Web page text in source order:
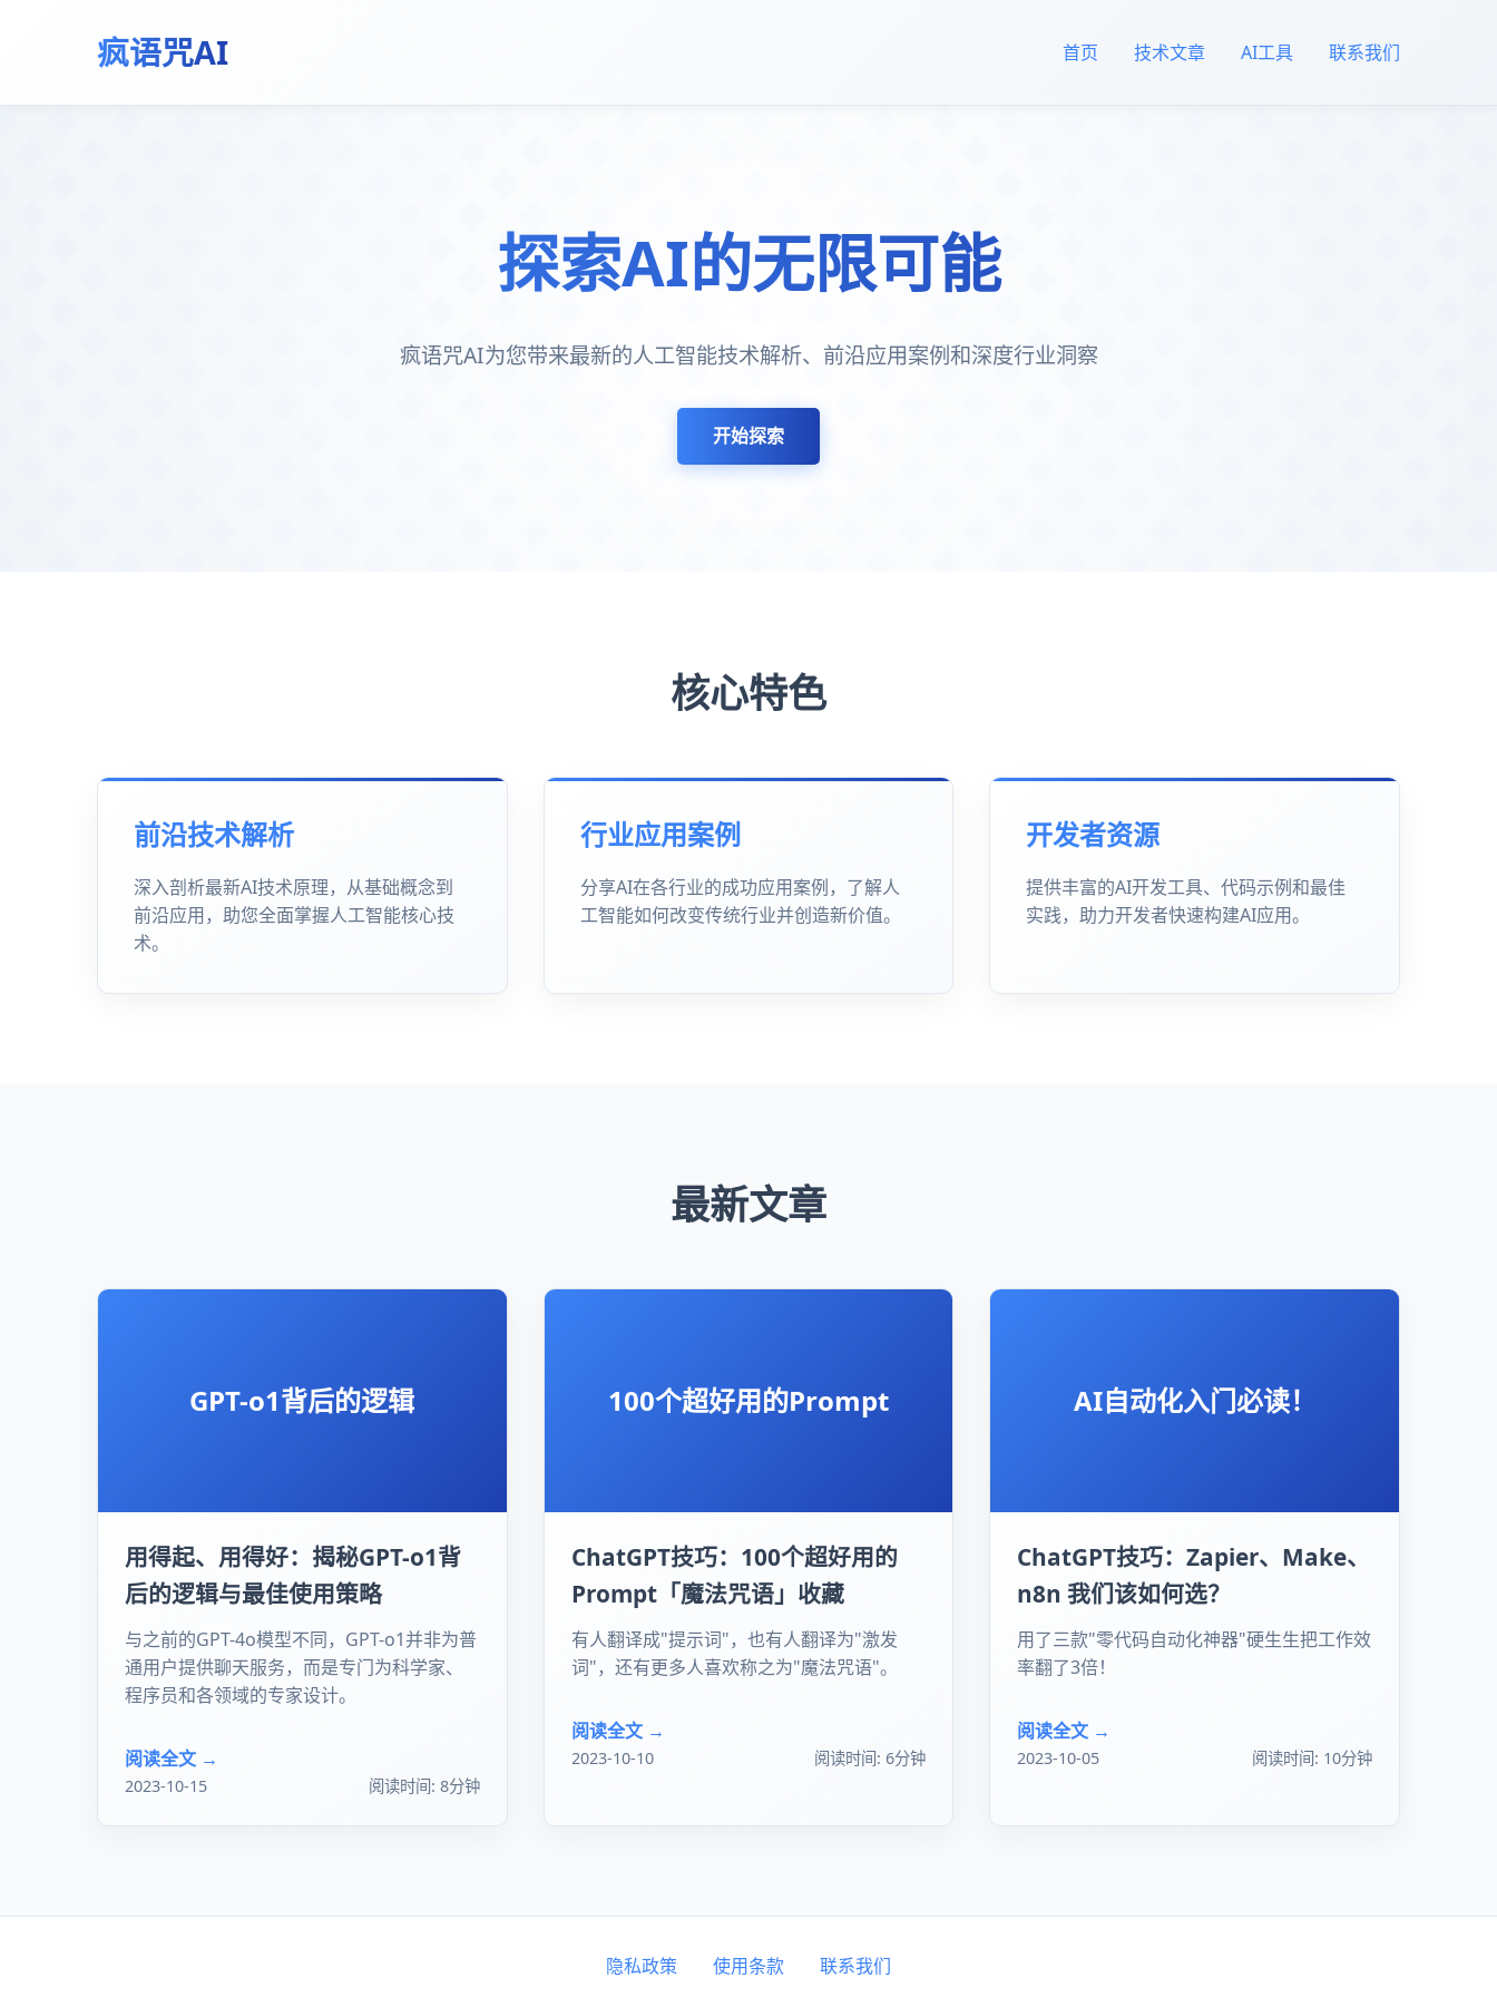
疯语咒AI 首页 技术文章 AI工具 联系我们
探索AI的无限可能
疯语咒AI为您带来最新的人工智能技术解析、前沿应用案例和深度行业洞察
开始探索
核心特色
前沿技术解析
深入剖析最新AI技术原理，从基础概念到
前沿应用，助您全面掌握人工智能核心技
术。
行业应用案例
分享AI在各行业的成功应用案例，了解人
工智能如何改变传统行业并创造新价值。
开发者资源
提供丰富的AI开发工具、代码示例和最佳
实践，助力开发者快速构建AI应用。
最新文章
GPT-o1背后的逻辑
用得起、用得好：揭秘GPT-o1背
后的逻辑与最佳使用策略
与之前的GPT-4o模型不同，GPT-o1并非为普
通用户提供聊天服务，而是专门为科学家、
程序员和各领域的专家设计。
阅读全文 →
2023-10-15 阅读时间: 8分钟
100个超好用的Prompt
ChatGPT技巧：100个超好用的
Prompt「魔法咒语」收藏
有人翻译成"提示词"，也有人翻译为"激发
词"，还有更多人喜欢称之为"魔法咒语"。
阅读全文 →
2023-10-10 阅读时间: 6分钟
AI自动化入门必读！
ChatGPT技巧：Zapier、Make、
n8n 我们该如何选？
用了三款"零代码自动化神器"硬生生把工作效
率翻了3倍！
阅读全文 →
2023-10-05 阅读时间: 10分钟
隐私政策 使用条款 联系我们